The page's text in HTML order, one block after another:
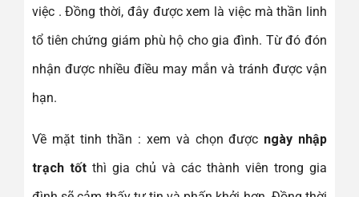
việc . Đồng thời, đây được xem là việc mà thần linh
tổ tiên chứng giám phù hộ cho gia đình. Từ đó đón
nhận được nhiều điều may mắn và tránh được vận
hạn.
Về mặt tinh thần : xem và chọn được ngày nhập
trạch tốt thì gia chủ và các thành viên trong gia